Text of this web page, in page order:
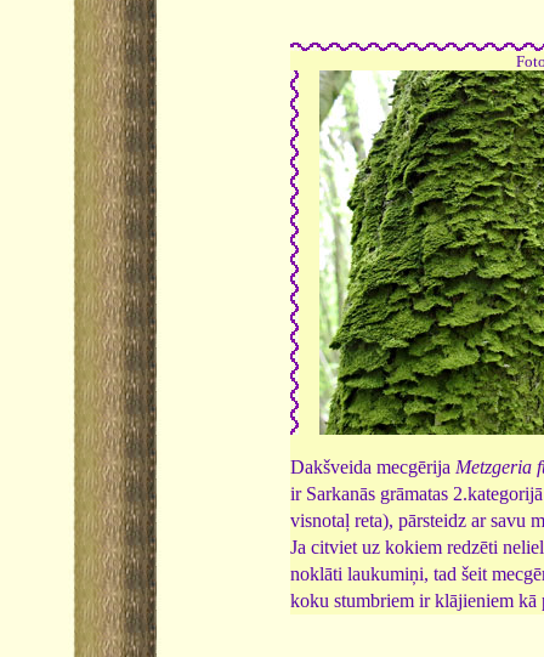
Dakšveida mecgērija Metzgeria
ir Sarkanās grāmatas
visnotaļ reta), pārsteidz ar savu
Ja citviet uz kokiem redzēti
noklāti laukumiņi, tad šeit
koku stumbriem ir klājieniem kā